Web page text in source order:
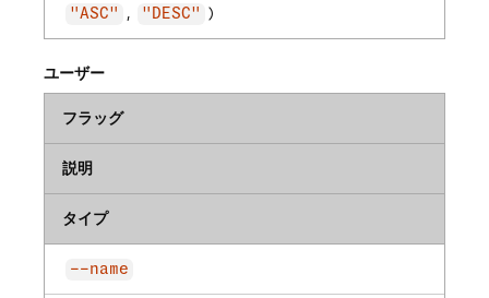
"ASC" , "DESC" )
ユーザー
フラッグ
説明
タイプ
--name